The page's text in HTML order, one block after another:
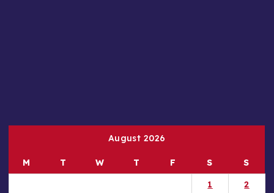
August 2026
M T W T F S
S
1
2